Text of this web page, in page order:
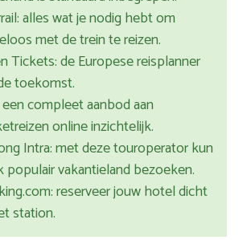
alles wat je nodig hebt om
met de trein te reizen.
Tickets: de Europese reisplanner
toekomst.
compleet aanbod aan
online inzichtelijk.
Intra: met deze touroperator kun
populair vakantieland bezoeken.
reserveer jouw hotel dicht
station.